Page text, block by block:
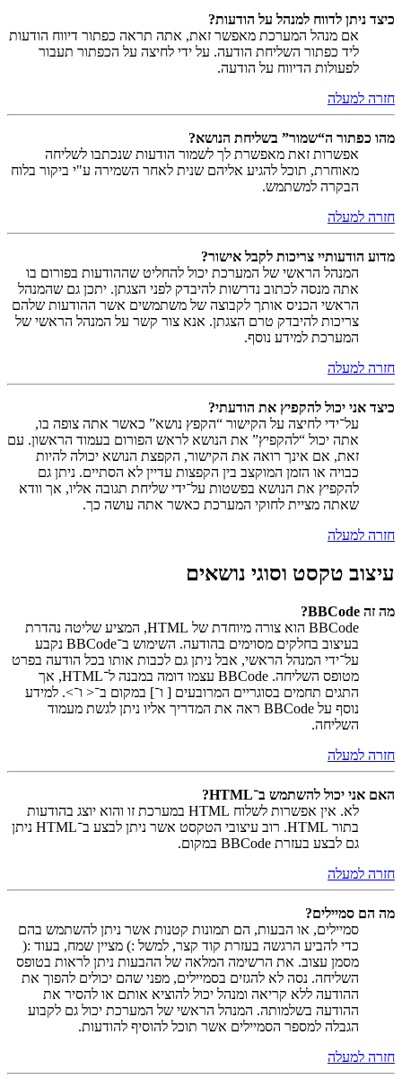
כיצד ניתן לדווח למנהל על הודעות?
אם מנהל המערכת מאפשר זאת, אתה תראה כפתור דיווח הודעות
ליד כפתור השליחת הודעה. על ידי לחיצה על הכפתור תעבור
לפעולות הדיווח על הודעה.
חזרה למעלה
מהו כפתור ה“שמור” בשליחת הנושא?
אפשרות זאת מאפשרת לך לשמור הודעות שנכתבו לשליחה
מאוחרת, תוכל להגיע אליהם שנית לאחר השמירה ע"י ביקור בלוח
הבקרה למשתמש.
חזרה למעלה
מדוע הודעותיי צריכות לקבל אישור?
המנהל הראשי של המערכת יכול להחליט שההודעות בפורום בו
אתה מנסה לכתוב נדרשות להיבדק לפני הצגתן. יתכן גם שהמנהל
הראשי הכניס אותך לקבוצה של משתמשים אשר ההודעות שלהם
צריכות להיבדק טרם הצגתן. אנא צור קשר על המנהל הראשי של
המערכת למידע נוסף.
חזרה למעלה
כיצד אני יכול להקפיץ את הודעתי?
על־ידי לחיצה על הקישור “הקפץ נושא” כאשר אתה צופה בו,
אתה יכול “להקפיץ” את הנושא לראש הפורום בעמוד הראשון. עם
זאת, אם אינך רואה את הקישור, הקפצת הנושא יכולה להיות
כבויה או הזמן המוקצב בין הקפצות עדיין לא הסתיים. ניתן גם
להקפיץ את הנושא בפשטות על־ידי שליחת תגובה אליו, אך וודא
שאתה מציית לחוקי המערכת כאשר אתה עושה כך.
חזרה למעלה
עיצוב טקסט וסוגי נושאים
מה זה BBCode?
BBCode הוא צורה מיוחדת של HTML, המציע שליטה נהדרת
בעיצוב בחלקים מסוימים בהודעה. השימוש ב־BBCode נקבע
על־ידי המנהל הראשי, אבל ניתן גם לכבות אותו בכל הודעה בפרט
מטופס השליחה. BBCode עצמו דומה במבנה ל־HTML, אך
התגים תחמים בסוגריים המרובעים [ ו־] במקום ב־< ו־>. למידע
נוסף על BBCode ראה את המדריך אליו ניתן לגשת מעמוד
השליחה.
חזרה למעלה
האם אני יכול להשתמש ב־HTML?
לא. אין אפשרות לשלוח HTML במערכת זו והוא יוצג בהודעות
בתור HTML. רוב עיצובי הטקסט אשר ניתן לבצע ב־HTML ניתן
גם לבצע בעזרת BBCode במקום.
חזרה למעלה
מה הם סמיילים?
סמיילים, או הבעות, הם תמונות קטנות אשר ניתן להשתמש בהם
כדי להביע הרגשה בעזרת קוד קצר, למשל :) מציין שמח, בעוד :(
מסמן עצוב. את הרשימה המלאה של ההבעות ניתן לראות בטופס
השליחה. נסה לא להגזים בסמיילים, מפני שהם יכולים להפוך את
ההודעה ללא קריאה ומנהל יכול להוציא אותם או להסיר את
ההודעה בשלמותה. המנהל הראשי של המערכת יכול גם לקבוע
הגבלה למספר הסמיילים אשר תוכל להוסיף להודעות.
חזרה למעלה